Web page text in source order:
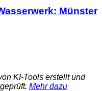
Münster
KI-Tools erstellt und
Mehr dazu